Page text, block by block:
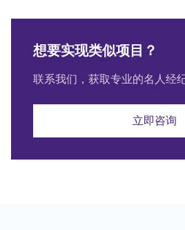
想要实现类似项目？
联系我们，获取专业的名人经
立即咨询